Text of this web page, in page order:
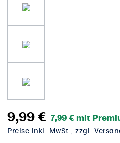
9,99 € 7,99 € mit
Preise inkl. MwSt., zzgl.